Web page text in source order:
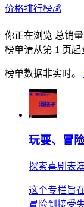
价格排行榜💰
你正在浏览 总销
榜单请从第 1 页起
榜单数据非实时。
玩耍、冒
探索喜剧表
这个专栏旨
冒险到接受